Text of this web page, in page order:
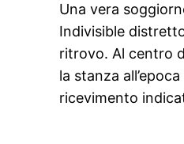
Una vera
Indivisible
ritrovo. Al centro
la stanza
ricevimento